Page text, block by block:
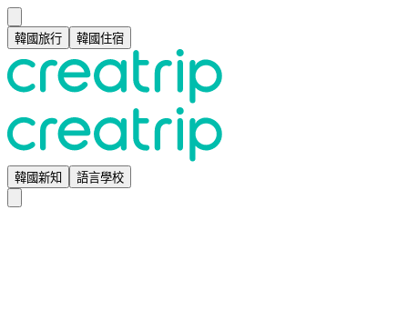
韓國旅行 韓國住宿
韓國新知 語言學校